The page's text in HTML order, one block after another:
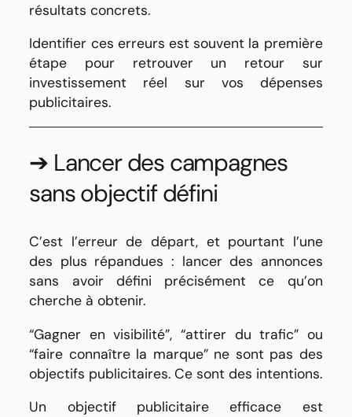
résultats concrets.
Identifier ces erreurs est souvent la première
étape pour retrouver un retour sur
investissement réel sur vos dépenses
publicitaires.
➔ Lancer des campagnes
sans objectif défini
C’est l’erreur de départ, et pourtant l’une
des plus répandues : lancer des annonces
sans avoir défini précisément ce qu’on
cherche à obtenir.
“Gagner en visibilité”, “attirer du trafic” ou
“faire connaître la marque” ne sont pas des
objectifs publicitaires. Ce sont des intentions.
Un objectif publicitaire efficace est